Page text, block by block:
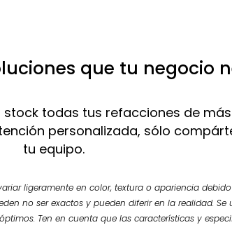
que tu negocio
todas tus refacciones de
personalizada, sólo
tu equipo.
ligeramente en color, textura o apariencia
no ser exactos y pueden diferir en la realidad. Se
Ten en cuenta que las características y